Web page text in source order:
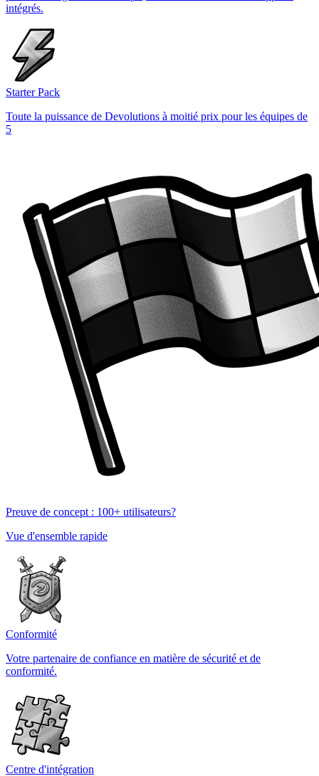
intégrés.
Starter Pack
Toute la puissance de Devolutions à moitié prix pour les équipes de
5
Preuve de concept : 100+ utilisateurs?
Vue d'ensemble rapide
Conformité
Votre partenaire de confiance en matière de sécurité et de
conformité.
Centre d'intégration